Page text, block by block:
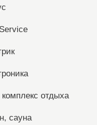
комплекс отдыха
сауна